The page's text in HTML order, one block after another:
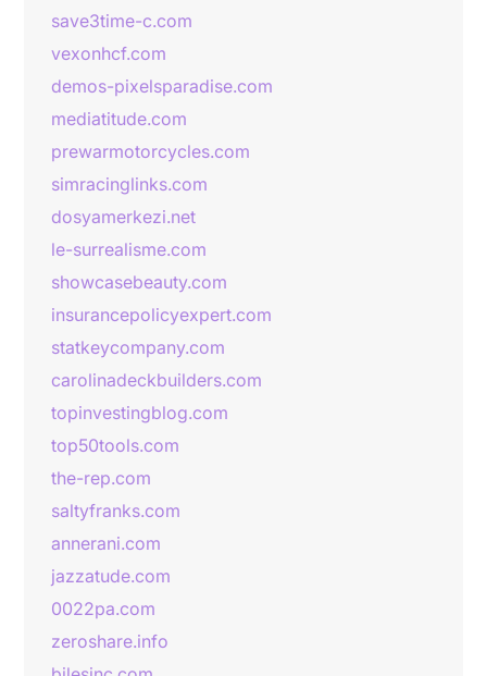
save3time-c.com
vexonhcf.com
demos-pixelsparadise.com
mediatitude.com
prewarmotorcycles.com
simracinglinks.com
dosyamerkezi.net
le-surrealisme.com
showcasebeauty.com
insurancepolicyexpert.com
statkeycompany.com
carolinadeckbuilders.com
topinvestingblog.com
top50tools.com
the-rep.com
saltyfranks.com
annerani.com
jazzatude.com
0022pa.com
zeroshare.info